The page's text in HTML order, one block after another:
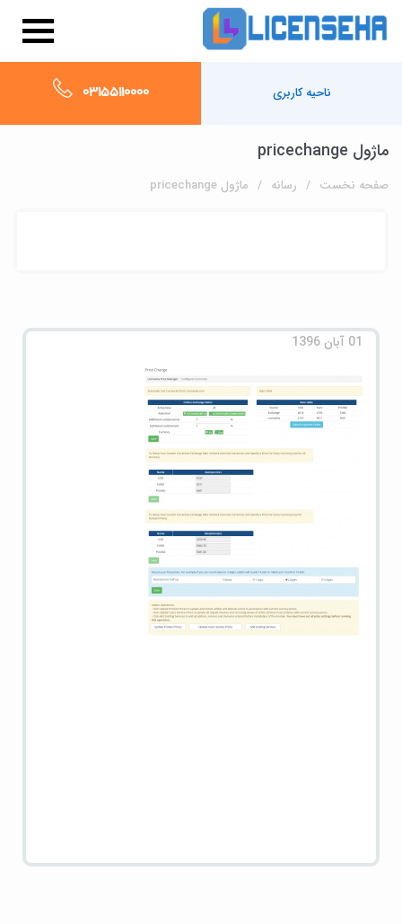
ناحیه کاربری 03155110000
ماژول pricechange
صفحه نخست رسانه ماژول pricechange
01 آبان 1396